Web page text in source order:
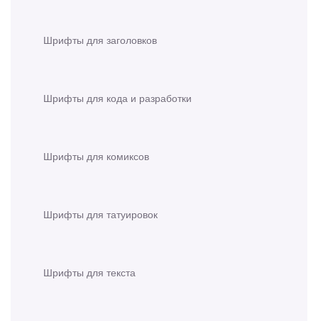
Шрифты для заголовков
Шрифты для кода и разработки
Шрифты для комиксов
Шрифты для татуировок
Шрифты для текста